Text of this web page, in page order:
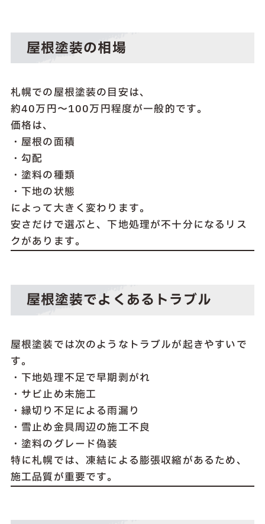
屋根塗装の相場
札幌での屋根塗装の目安は、
約40万円〜100万円程度が一般的です。
価格は、
・屋根の面積
・勾配
・塗料の種類
・下地の状態
によって大きく変わります。
安さだけで選ぶと、下地処理が不十分になるリス
クがあります。
屋根塗装でよくあるトラブル
屋根塗装では次のようなトラブルが起きやすいで
す。
・下地処理不足で早期剥がれ
・サビ止め未施工
・縁切り不足による雨漏り
・雪止め金具周辺の施工不良
・塗料のグレード偽装
特に札幌では、凍結による膨張収縮があるため、
施工品質が重要です。